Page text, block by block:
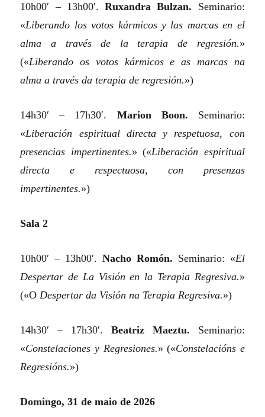
10h00′ – 13h00′.Ruxandra Bulzan. Seminario:
«Liberando los votos kármicos y las marcas en el
alma a través de la terapia de regresión.»
(«Liberando os votos kármicos e as marcas na
alma a través da terapia de regresión.»)
14h30′ – 17h30′. Marion Boon. Seminario:
«Liberación espiritual directa y respetuosa, con
presencias impertinentes.»(«Liberación espiritual
directa e respectuosa, con presenzas
impertinentes.»)
Sala 2
10h00′ – 13h00′. Nacho Romón. Seminario: «El
Despertar de La Visión en la Terapia Regresiva.»
(«O Despertar da Visión na Terapia Regresiva.»)
14h30′ – 17h30′. Beatriz Maeztu. Seminario:
«Constelaciones y Regresiones.»(«Constelacións e
Regresións.»)
Domingo, 31 de maio de 2026